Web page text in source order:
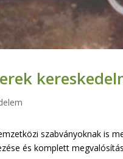
szabványoknak is
és komplett